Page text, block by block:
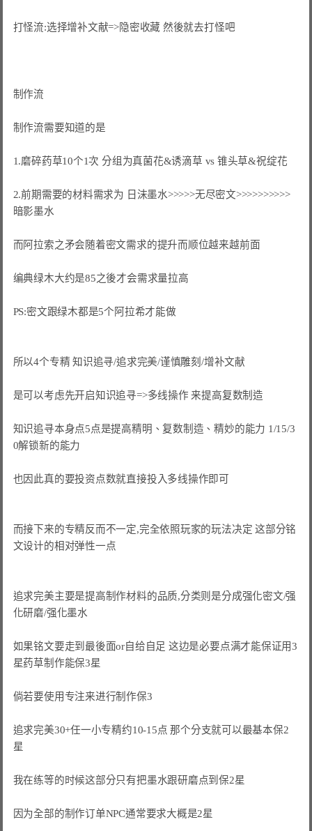
打怪流:选择增补文献=>隐密收藏 然後就去打怪吧
制作流
制作流需要知道的是
1.磨碎药草10个1次 分组为真菌花&诱滴草 vs 锥头草&祝绽花
2.前期需要的材料需求为 日沫墨水>>>>>无尽密文>>>>>>>>>>
暗影墨水
而阿拉索之矛会随着密文需求的提升而顺位越来越前面
编典绿木大约是85之後才会需求量拉高
PS:密文跟绿木都是5个阿拉希才能做
所以4个专精 知识追寻/追求完美/谨慎雕刻/增补文献
是可以考虑先开启知识追寻=>多线操作 来提高复数制造
知识追寻本身点5点是提高精明、复数制造、精妙的能力 1/15/3
0解锁新的能力
也因此真的要投资点数就直接投入多线操作即可
而接下来的专精反而不一定,完全依照玩家的玩法决定 这部分铭
文设计的相对弹性一点
追求完美主要是提高制作材料的品质,分类则是分成强化密文/强
化研磨/强化墨水
如果铭文要走到最後面or自给自足 这边是必要点满才能保证用3
星药草制作能保3星
倘若要使用专注来进行制作保3
追求完美30+任一小专精约10-15点 那个分支就可以最基本保2
星
我在练等的时候这部分只有把墨水跟研磨点到保2星
因为全部的制作订单NPC通常要求大概是2星